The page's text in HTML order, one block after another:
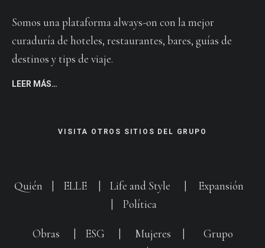
Somos una plataforma always-on con la mejor
curaduría de hoteles, restaurantes, bares, guías de
destinos y tips de viaje.
LEER MÁS…
VISITA OTROS SITIOS DEL GRUPO
Quién ELLE Life and Style
Expansión
Política
Obras ESG Mujeres
Grupo